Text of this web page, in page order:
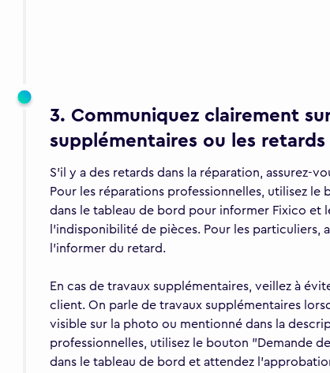
3. Communiquez clairement
supplémentaires ou les retards
S'il y a des retards dans la réparation, assurez-
Pour les réparations professionnelles, utilisez le
dans le tableau de bord pour informer Fixico et
l'indisponibilité de pièces. Pour les particuliers,
l'informer du retard.
En cas de travaux supplémentaires, veillez à
client. On parle de travaux supplémentaires
visible sur la photo ou mentionné dans la
professionnelles, utilisez le bouton "Demande
dans le tableau de bord et attendez